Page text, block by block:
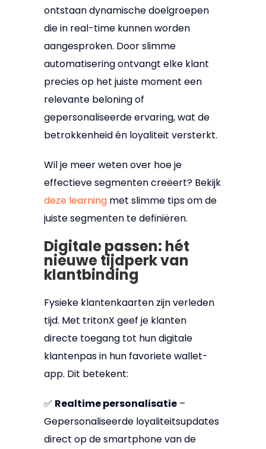
ontstaan dynamische doelgroepen
die in real-time kunnen worden
aangesproken. Door slimme
automatisering ontvangt elke klant
precies op het juiste moment een
relevante beloning of
gepersonaliseerde ervaring, wat de
betrokkenheid én loyaliteit versterkt.
Wil je meer weten over hoe je
effectieve segmenten creëert? Bekijk
deze learning met slimme tips om de
juiste segmenten te definiëren.
Digitale passen: hét
nieuwe tijdperk van
klantbinding
Fysieke klantenkaarten zijn verleden
tijd. Met tritonX geef je klanten
directe toegang tot hun digitale
klantenpas in hun favoriete wallet-
app. Dit betekent:
✅ Realtime personalisatie –
Gepersonaliseerde loyaliteitsupdates
direct op de smartphone van de